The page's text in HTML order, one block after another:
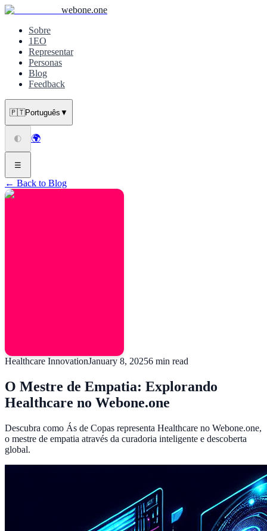
webone.one
Sobre
1EO
Representar
Personas
Blog
Feedback
🇵🇹Português ▼
🌓 🌍
☰
← Back to Blog
Healthcare InnovationJanuary 8, 20256 min read
O Mestre de Empatia: Explorando
Healthcare no Webone.one
Descubra como Ás de Copas representa Healthcare no Webone.one,
o mestre de empatia através da curadoria inteligente e descoberta
global.